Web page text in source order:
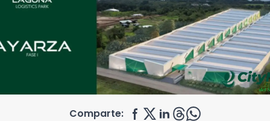
Comparte: